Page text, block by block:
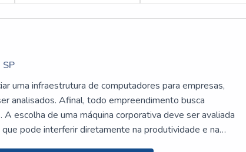
uma infraestrutura de computadores para empresas,
analisados. Afinal, todo empreendimento busca
escolha de uma máquina corporativa deve ser avaliada
que pode interferir diretamente na produtividade e na